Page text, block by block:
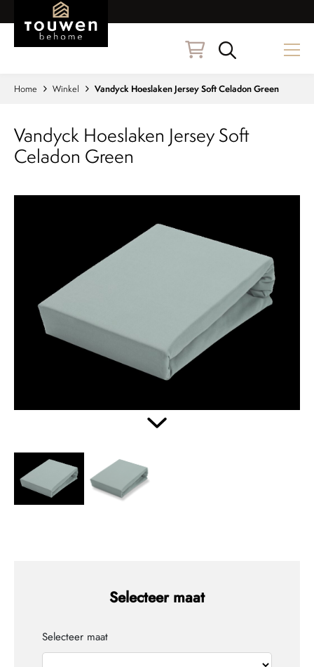
Naar hoofdinhoud
Zoeken
Home Winkel Vandyck Hoeslaken Jersey Soft Celadon Green
Vandyck Hoeslaken Jersey Soft
Celadon Green
Selecteer maat
Selecteer maat